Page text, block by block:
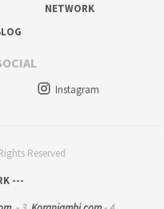
NETWORK
Instagram
Reserved
---